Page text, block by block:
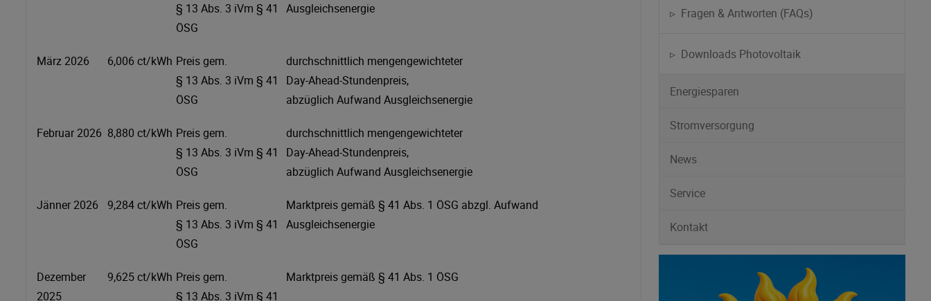
§ 13 Abs. 3 iVm § 41
ÖSG
Ausgleichsenergie
März 2026 6,006 ct/kWh Preis gem.
§ 13 Abs. 3 iVm § 41
ÖSG
durchschnittlich mengengewichteter
Day-Ahead-Stundenpreis,
abzüglich Aufwand Ausgleichsenergie
Februar 2026 8,880 ct/kWh Preis gem.
§ 13 Abs. 3 iVm § 41
ÖSG
durchschnittlich mengengewichteter
Day-Ahead-Stundenpreis,
abzüglich Aufwand Ausgleichsenergie
Jänner 2026 9,284 ct/kWh Preis gem.
§ 13 Abs. 3 iVm § 41
ÖSG
Marktpreis gemäß § 41 Abs. 1 ÖSG abzgl. Aufwand
Ausgleichsenergie
Dezember
2025
9,625 ct/kWh Preis gem.
§ 13 Abs. 3 iVm § 41
Marktpreis gemäß § 41 Abs. 1 ÖSG
▹ Fragen & Antworten (FAQs)
▹ Downloads Photovoltaik
Energiesparen
Stromversorgung
News
Service
Kontakt